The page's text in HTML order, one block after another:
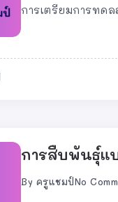
การเตรียมการทด
การสืบพันธุ์แ
By ครูแชมป์No